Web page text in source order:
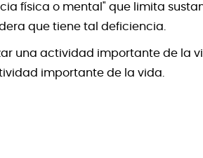
física o mental" que limita
que tiene tal deficiencia.
una actividad importante de la
importante de la vida.